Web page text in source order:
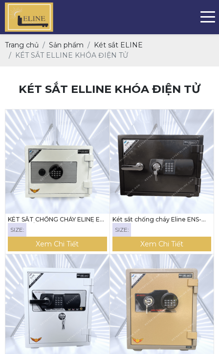
Trang chủ Sản phẩm
Két sắt ELINE
KÉT SẮT ELLINE KHÓA ĐIỆN TỬ
KÉT SẮT ELLINE KHÓA ĐIỆN TỬ
KÉT SẮT CHỐNG CHÁY ELINE EN-
SIZE:
Xem Chi Tiết
Két sắt chống cháy Eline ENS-
SIZE:
Xem Chi Tiết